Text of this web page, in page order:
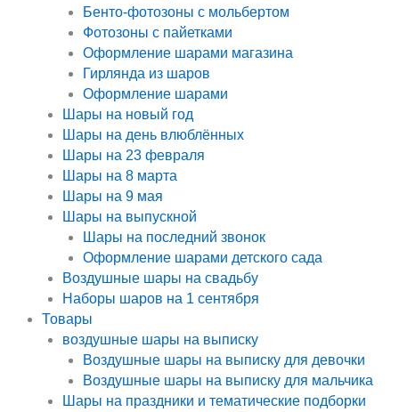
Бенто-фотозоны с мольбертом
Фотозоны с пайетками
Оформление шарами магазина
Гирлянда из шаров
Оформление шарами
Шары на новый год
Шары на день влюблённых
Шары на 23 февраля
Шары на 8 марта
Шары на 9 мая
Шары на выпускной
Шары на последний звонок
Оформление шарами детского сада
Воздушные шары на свадьбу
Наборы шаров на 1 сентября
Товары
воздушные шары на выписку
Воздушные шары на выписку для девочки
Воздушные шары на выписку для мальчика
Шары на праздники и тематические подборки